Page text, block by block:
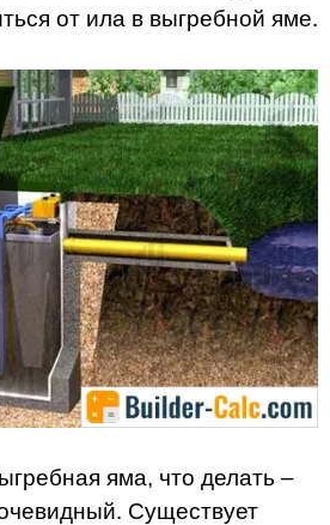
от ила в выгребной яме.
яма, что делать –
Существует